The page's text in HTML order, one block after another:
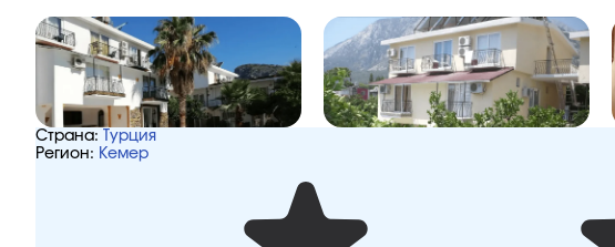
Страна:
Турция
Регион: Кемер